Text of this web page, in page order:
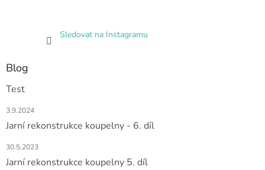
Sledovat na Instagramu
Blog
Test
3.9.2024
Jarní rekonstrukce koupelny - 6. díl
30.5.2023
Jarní rekonstrukce koupelny 5. díl